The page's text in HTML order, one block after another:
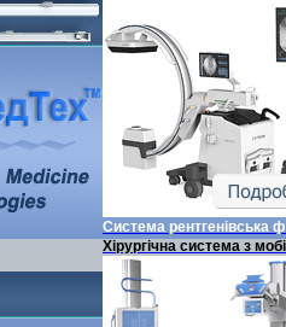
Система рентгенівська
Хірургічна система з